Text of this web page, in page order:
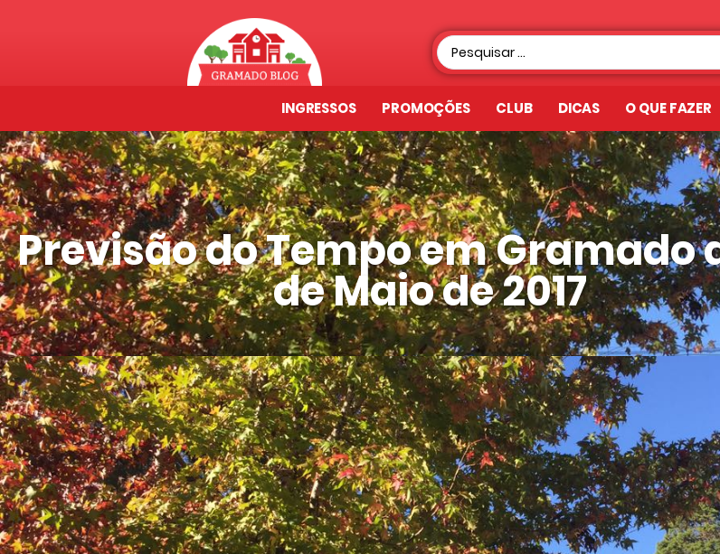
INGRESSOS PROMOÇÕES CLUB DICAS O QUE FAZER
Previsão do Tempo em Gramado
de Maio de 2017